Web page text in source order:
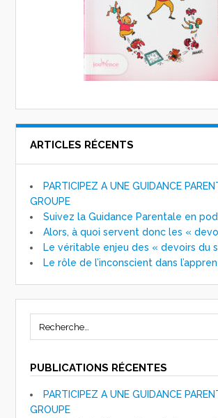
ARTICLES RÉCENTS
PARTICIPEZ A UNE GUIDANCE
GROUPE
Suivez la Guidance Parentale en
Alors, à quoi servent donc les «
Le véritable enjeu des « devoirs du
Le rôle de l’inconscient dans
PUBLICATIONS RÉCENTES
PARTICIPEZ A UNE GUIDANCE
GROUPE